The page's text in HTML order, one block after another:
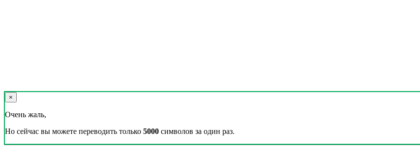
×
Очень жаль,
Но сейчас вы можете переводить только 5000 символов за один раз.